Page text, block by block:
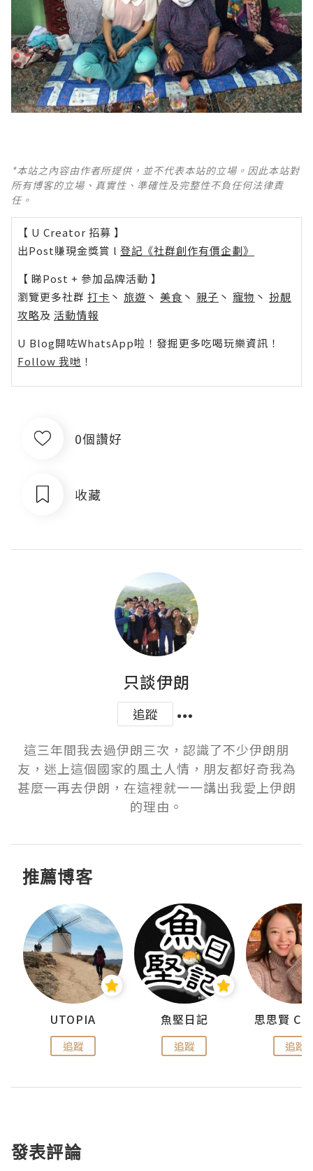
*本站之內容由作者所提供，並不代表本站的立場。因此本站對
所有博客的立場、真實性、準確性及完整性不負任何法律責
任。
【 U Creator 招募 】
出Post賺現金獎賞 l 登記《社群創作有價企劃》
【 睇Post + 參加品牌活動 】
瀏覽更多社群 打卡 丶 旅遊 丶 美食 丶 親子 丶 寵物 丶 扮靚
攻略及 活動情報
U Blog開咗WhatsApp啦！發掘更多吃喝玩樂資訊！
Follow 我哋 ！
0個讚好
收藏
只談伊朗
追蹤
這三年間我去過伊朗三次，認識了不少伊朗朋
友，迷上這個國家的風土人情，朋友都好奇我為
甚麼一再去伊朗，在這裡就一一講出我愛上伊朗
的理由。
推薦博客
UTOPIA
追蹤
魚堅日記
追蹤 追蹤
發表評論